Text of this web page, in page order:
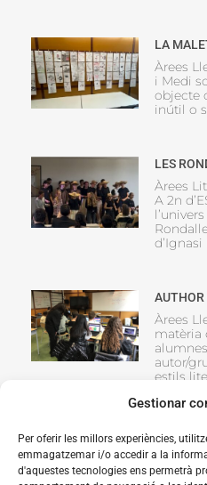
Gestionar
Per oferir les millors experiències,
emmagatzemar i/o accedir a la
d'aquestes tecnologies ens permetrà
LA
Àrees
i Medi
objecte
inútil o
LES
Àrees
A 2n
d’Ignasi
AUTHOR
Àrees
matèria
autor/
estils